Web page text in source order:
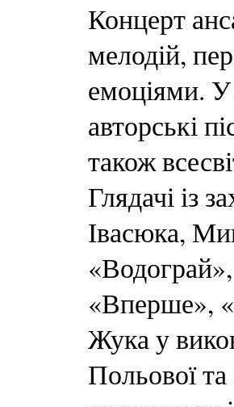
Концерт
мелодій,
емоціями. У
авторські
також
Глядачі із
Івасюка,
«Вперше»,
Жука у
Польової